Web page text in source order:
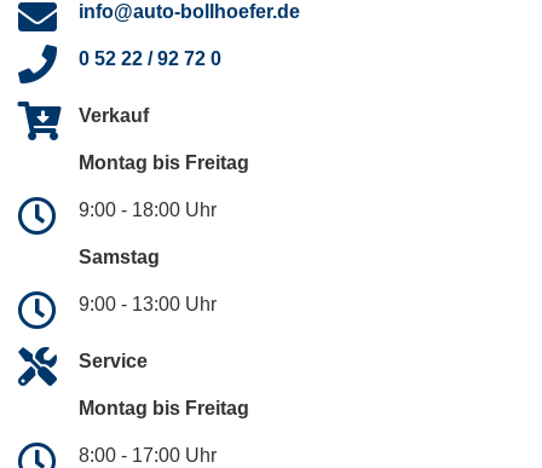
info@auto-bollhoefer.de
0 52 22 / 92 72 0
Verkauf
Montag bis Freitag
9:00 - 18:00 Uhr
Samstag
9:00 - 13:00 Uhr
Service
Montag bis Freitag
8:00 - 17:00 Uhr